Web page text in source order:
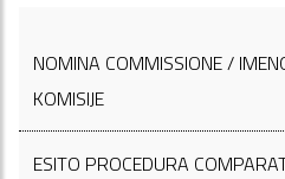
NOMINA COMMISSIONE /
KOMISIJE
ESITO PROCEDURA